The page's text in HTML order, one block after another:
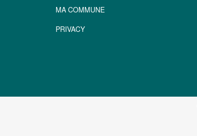
MA COMMUNE
PRIVACY